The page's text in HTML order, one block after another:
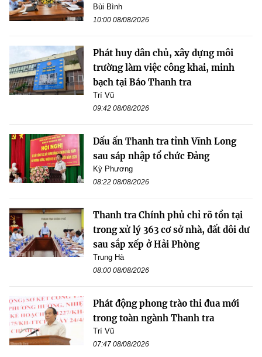
Bùi Bình
10:00 08/08/2026
Phát huy dân chủ, xây dựng môi
trường làm việc công khai, minh
bạch tại Báo Thanh tra
Trí Vũ
09:42 08/08/2026
Dấu ấn Thanh tra tỉnh Vĩnh Long
sau sáp nhập tổ chức Đảng
Kỳ Phương
08:22 08/08/2026
Thanh tra Chính phủ chỉ rõ tồn tại
trong xử lý 363 cơ sở nhà, đất dôi dư
sau sắp xếp ở Hải Phòng
Trung Hà
08:00 08/08/2026
Phát động phong trào thi đua mới
trong toàn ngành Thanh tra
Trí Vũ
07:47 08/08/2026